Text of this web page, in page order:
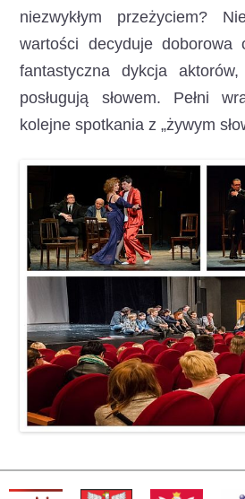
niezwykłym przeżyciem?
wartości decyduje doborowa
fantastyczna dykcja
posługują słowem. Pełni
kolejne spotkania z „żywym